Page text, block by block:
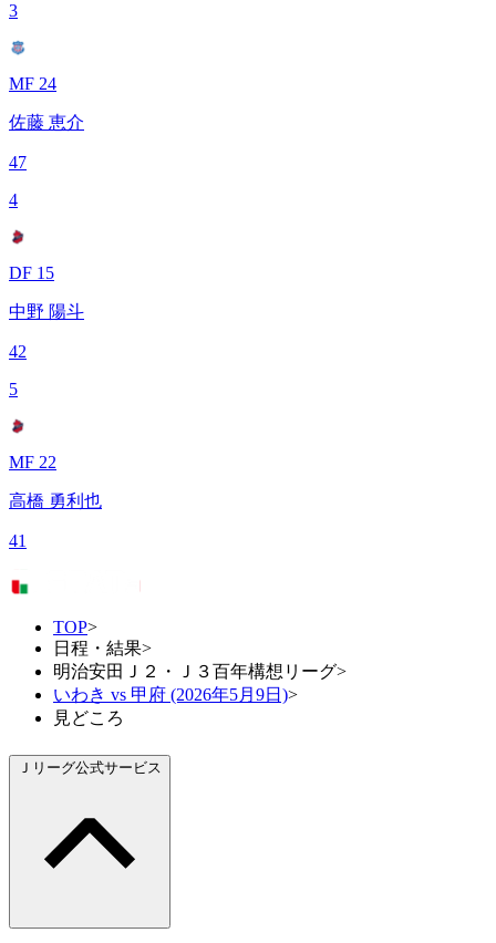
3
MF 24
佐藤 恵介
47
4
DF 15
中野 陽斗
42
5
MF 22
高橋 勇利也
41
TOP>
日程・結果>
明治安田Ｊ２・Ｊ３百年構想リーグ>
いわき vs 甲府 (2026年5月9日)>
見どころ
Ｊリーグ公式サービス